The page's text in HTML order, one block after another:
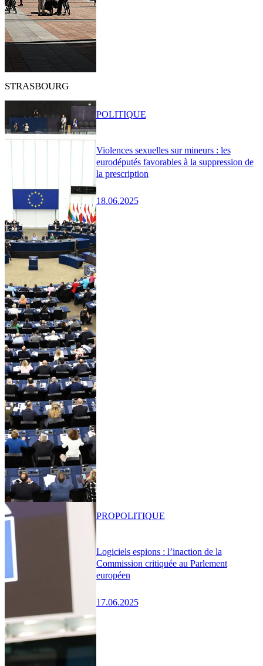
STRASBOURG
Violences sexuelles sur mineurs : les
eurodéputés favorables à la suppression de
la prescription
18.06.2025
POLITIQUE
Logiciels espions : l’inaction de la
Commission critiquée au Parlement
européen
17.06.2025
PROPOLITIQUE